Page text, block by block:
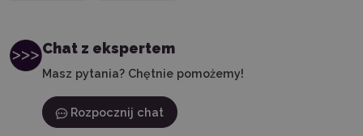
Chat z ekspertem
Masz pytania? Chętnie pomożemy!
Rozpocznij chat